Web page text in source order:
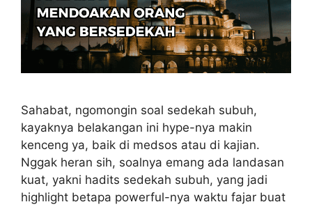
Sahabat, ngomongin soal sedekah subuh,
kayaknya belakangan ini hype-nya makin
kenceng ya, baik di medsos atau di kajian.
Nggak heran sih, soalnya emang ada landasan
kuat, yakni hadits sedekah subuh, yang jadi
highlight betapa powerful-nya waktu fajar buat